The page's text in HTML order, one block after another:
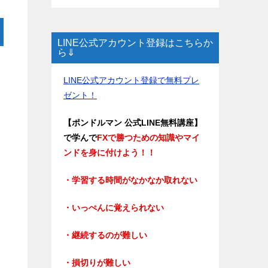
LINE公式アカウント登録はこちらか
ら⇓
LINE公式アカウント登録で無料プレ
ゼント！
【ポンドルマン 公式LINE無料講座】
で学んでFXで勝つための知識やマイ
ンドを身に付けよう！！
・学習する時間がなかなか取れない
・いっぺんに覚えられない
・継続するのが難しい
・損切りが難しい